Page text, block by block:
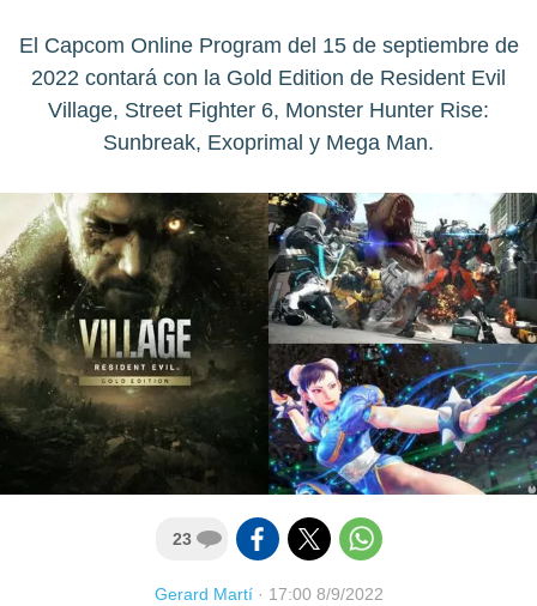
El Capcom Online Program del 15 de septiembre de
2022 contará con la Gold Edition de Resident Evil
Village, Street Fighter 6, Monster Hunter Rise:
Sunbreak, Exoprimal y Mega Man.
23
Gerard Martí· 17:00 8/9/2022